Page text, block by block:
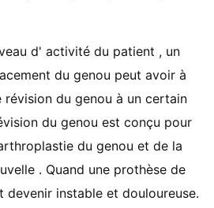
d' activité du patient , un
du genou peut avoir à
révision du genou à un certain
du genou est conçu pour
du genou et de la
. Quand une prothèse de
devenir instable et douloureuse.